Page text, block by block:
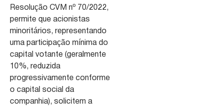
Resolução CVM nº 70/2022,
permite que acionistas
minoritários, representando
uma participação mínima do
capital votante (geralmente
10%, reduzida
progressivamente conforme
o capital social da
companhia), solicitem a